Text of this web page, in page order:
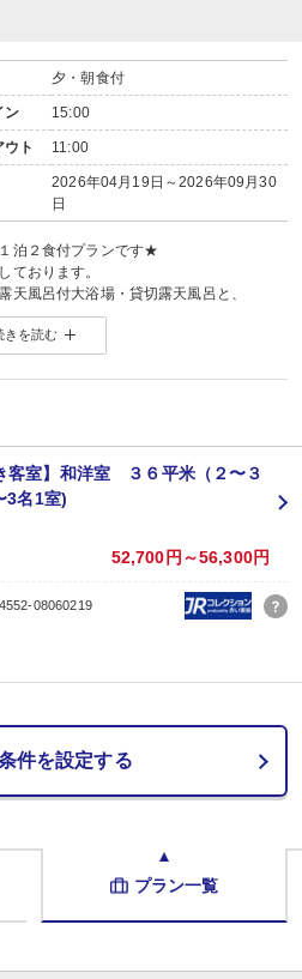
夕・朝食付
ン 15:00
ト 11:00
2026年04月19日～2026年09月30
日
泊２食付プランです★
ております。
天風呂付大浴場・貸切露天風呂と、
天風呂付客室で、穏やかな時間を
ェックイン順にグループ毎にお選び頂けま
だんに使用した、色彩豊かな会席料理。
・お寿司がメインのコース。
（先着順で承っております。）、朝食＝
のご案内になります。
ルギー、苦手食材、ベジタリアン、宗教
いませ。
きを読む
客室】和洋室 ３６平米（２〜３
3名1室)
52,700円～56,300円
08060219
件を設定する
プラン一覧